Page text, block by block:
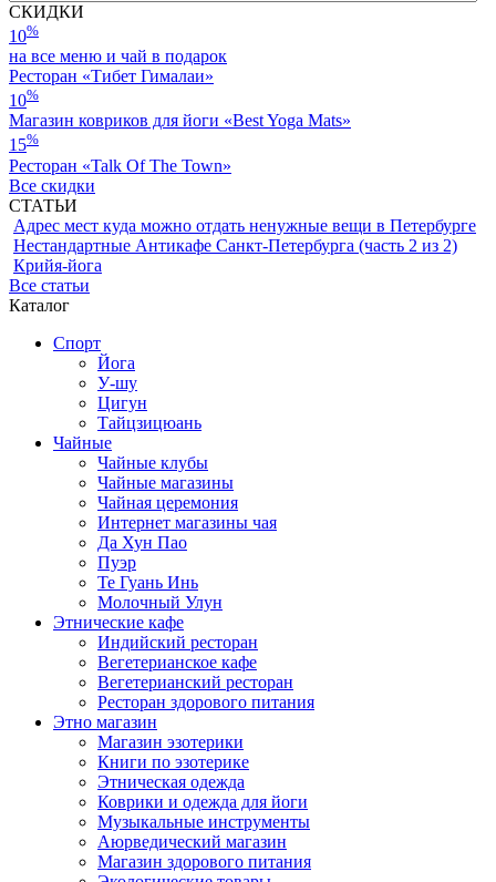
СКИДКИ
10%
на все меню и чай в подарок
Ресторан «Тибет Гималаи»
10%
Магазин ковриков для йоги «Best Yoga Mats»
15%
Ресторан «Talk Of The Town»
Все скидки
СТАТЬИ
Адрес мест куда можно отдать ненужные вещи в Петербурге
Нестандартные Антикафе Санкт-Петербурга (часть 2 из 2)
Крийя-йога
Все статьи
Каталог
Спорт
Йога
У-шу
Цигун
Тайцзицюань
Чайные
Чайные клубы
Чайные магазины
Чайная церемония
Интернет магазины чая
Да Хун Пао
Пуэр
Те Гуань Инь
Молочный Улун
Этнические кафе
Индийский ресторан
Вегетерианское кафе
Вегетерианский ресторан
Ресторан здорового питания
Этно магазин
Магазин эзотерики
Книги по эзотерике
Этническая одежда
Коврики и одежда для йоги
Музыкальные инструменты
Аюрведический магазин
Магазин здорового питания